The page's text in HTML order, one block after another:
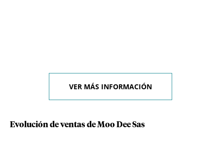
VER MÁS INFORMACIÓN
Evolución de ventas de Moo Dee Sas